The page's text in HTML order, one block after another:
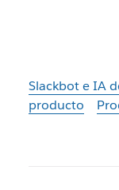
Slackbot e IA
producto